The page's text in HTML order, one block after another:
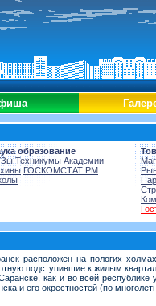
образование
Техникумы Академии
ГОСКОМСТАТ РМ
расположен на пологих
подступившие к жилым
как и во всей
и его окрестностей (по